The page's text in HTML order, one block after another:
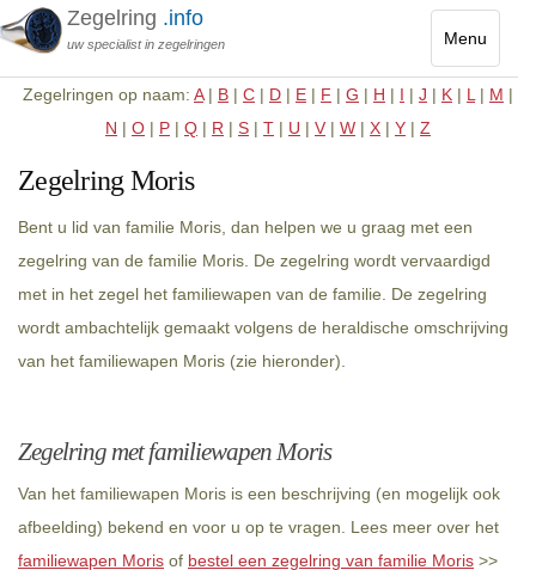
Menu
Toggle
Zegelring .info
uw specialist in zegelringen
Zegelringen op naam: A| B | C | D | E | F | G | H | I | J | K | L | M |
N | O | P | Q | R | S | T | U | V | W | X | Y | Z
Zegelring Moris
Bent u lid van familie Moris, dan helpen we u graag met een
zegelring van de familie Moris. De zegelring wordt vervaardigd
met in het zegel het familiewapen van de familie. De zegelring
wordt ambachtelijk gemaakt volgens de heraldische omschrijving
van het familiewapen Moris (zie hieronder).
Zegelring met familiewapen Moris
Van het familiewapen Moris is een beschrijving (en mogelijk ook
afbeelding) bekend en voor u op te vragen. Lees meer over het
familiewapen Moris of bestel een zegelring van familie Moris >>